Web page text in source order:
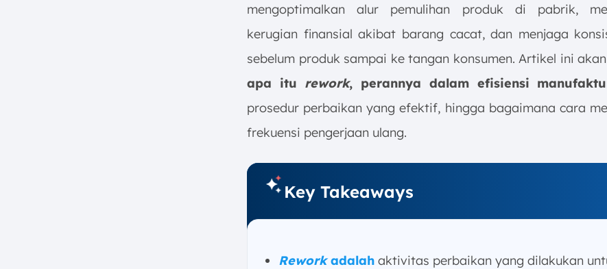
mengoptimalkan alur pemulihan produk di pabrik,
kerugian finansial akibat barang cacat, dan menjaga
sebelum produk sampai ke tangan konsumen. Artikel ini
apa itu rework, perannya dalam efisiensi
prosedur perbaikan yang efektif, hingga bagaimana cara
frekuensi pengerjaan ulang.
Key Takeaways
Reworkadalah aktivitas perbaikan yang dilakukan